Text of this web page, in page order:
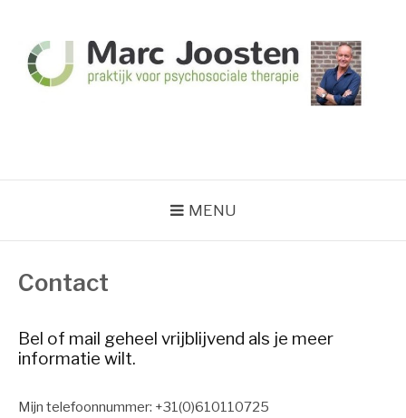
inhoud
springen
MENU
Contact
Bel of mail geheel vrijblijvend als je meer
informatie wilt.
Mijn telefoonnummer: +31(0)610110725